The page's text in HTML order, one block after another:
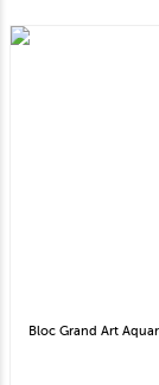
Bloc Grand Art